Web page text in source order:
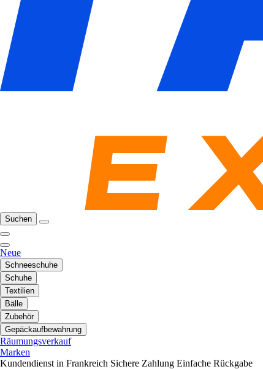
Suchen
Neue
Schneeschuhe
Schuhe
Textilien
Bälle
Zubehör
Gepäckaufbewahrung
Räumungsverkauf
Marken
Kundendienst in Frankreich Sichere Zahlung Einfache Rückgabe